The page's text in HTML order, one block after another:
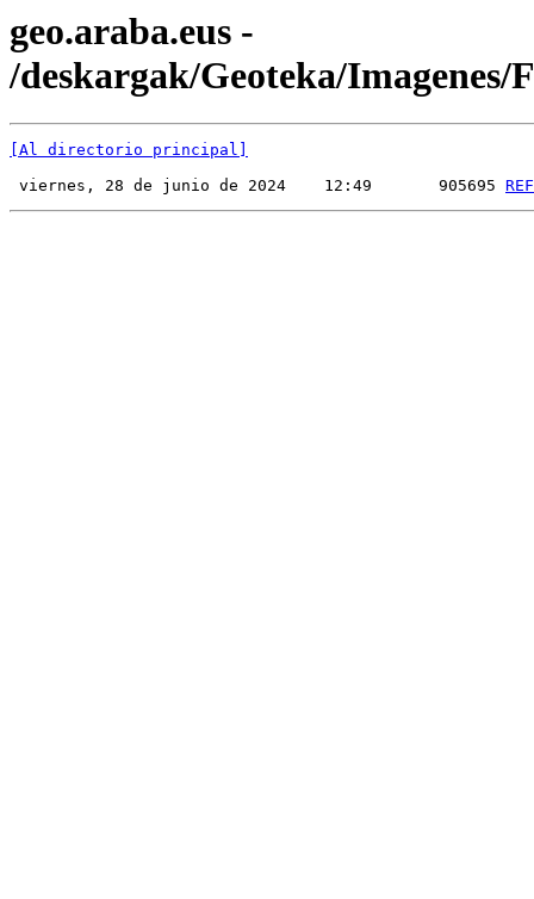
geo.araba.eus -
/deskargak/Geoteka/Imagenes/
[Al directorio principal]
viernes, 28 de junio de 2024    12:49       905695